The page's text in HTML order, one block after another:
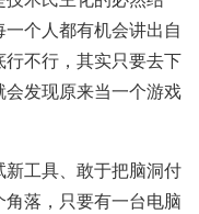
个人都有机会讲出自
不行，其实只要去下
发现原来当一个游戏
工具、敢于把脑洞付
落，只要有一台电脑